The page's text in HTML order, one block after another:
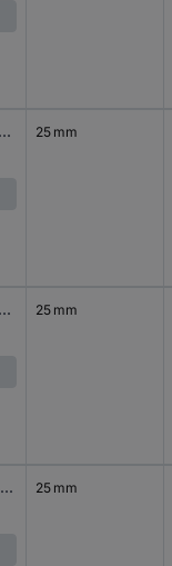
Blickle 223461 LKRA-VPA 125G vrtljivo kolesce Premer kolesa: 125 mm Nosilnost (maks.): 100 kg 1 kos 25 mm
Blickle 223495 LKRA-VPA 125G-FI vrtljivo kolo z zavoro Premer kolesa: 125 mm Nosilnost (maks.): 100 kg 1 kos 25 mm
Blickle 223792 LKRA-VPA 125K-EL-FA vrtljivo kolesce Premer kolesa: 125 mm Nosilnost (maks.): 75 kg 1 kos 25 mm